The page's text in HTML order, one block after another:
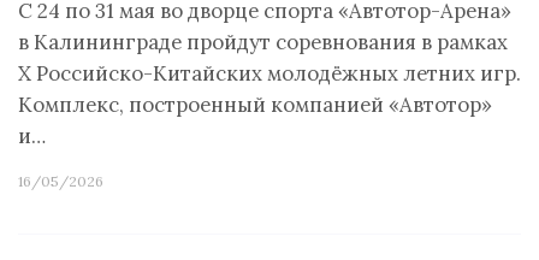
С 24 по 31 мая во дворце спорта «Автотор-Арена»
в Калининграде пройдут соревнования в рамках
X Российско-Китайских молодёжных летних игр.
Комплекс, построенный компанией «Автотор»
и…
16/05/2026